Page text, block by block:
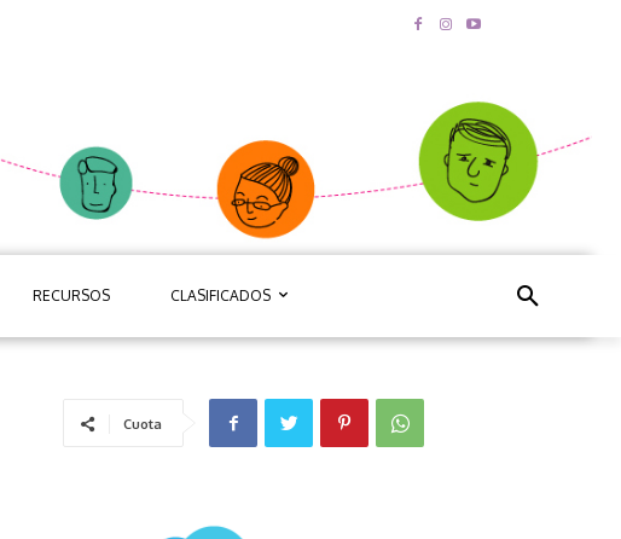
RECURSOS CLASIFICADOS
Cuota